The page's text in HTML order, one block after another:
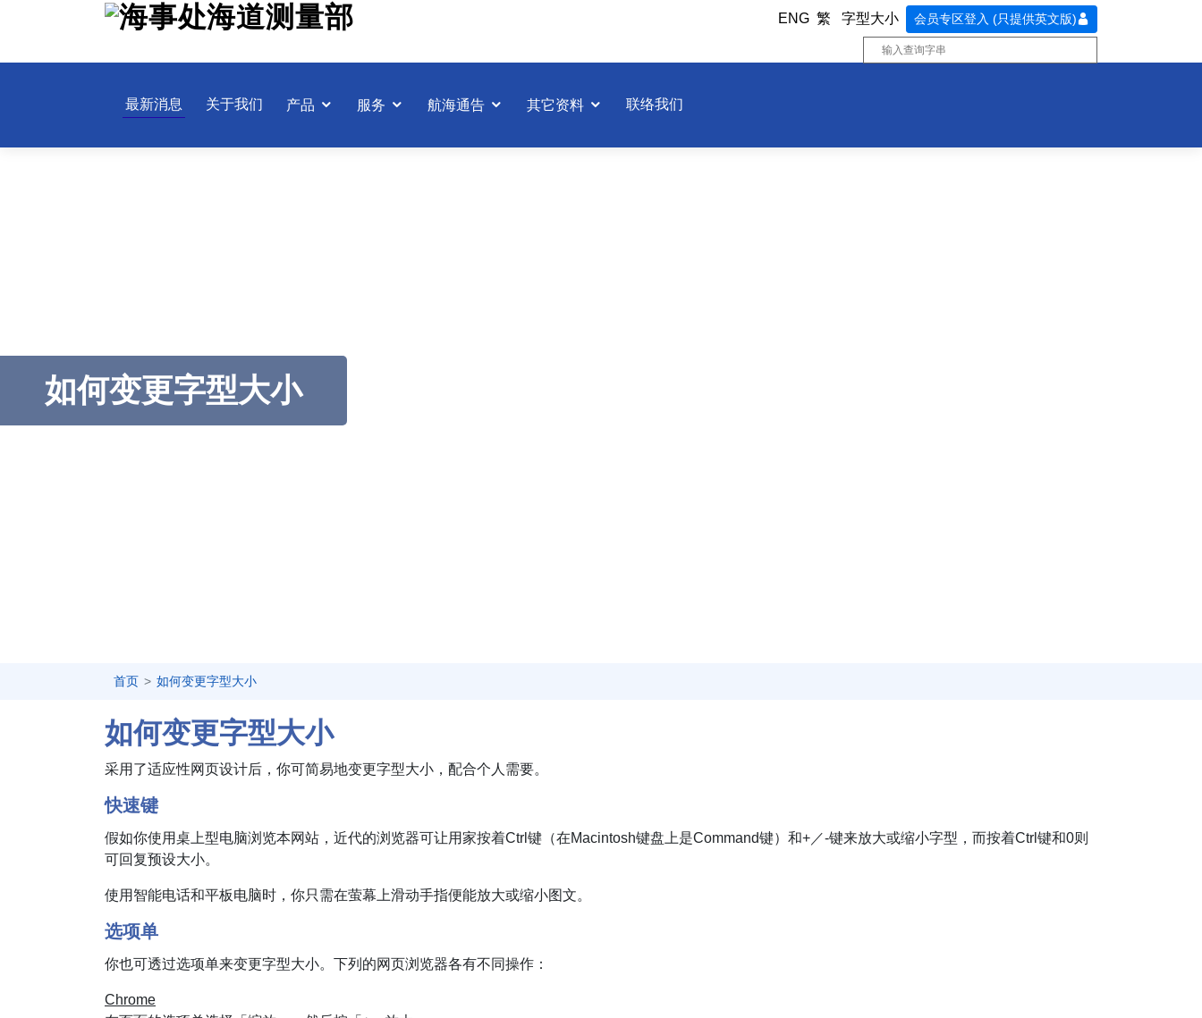
主
ENG 繁 字型大小 会员专区登入 (只提供英文版)
最新消息 关于我们 产品 服务 航海通告 其它资料 联络我们
如何变更字型大小
首页 如何变更字型大小
如何变更字型大小
采用了适应性网页设计后，你可简易地变更字型大小，配合个人需要。
快速键
假如你使用桌上型电脑浏览本网站，近代的浏览器可让用家按着Ctrl键（在Macintosh键盘上是Command键）和+／-键来放大或缩小字型，而按着Ctrl键和0则
可回复预设大小。
使用智能电话和平板电脑时，你只需在萤幕上滑动手指便能放大或缩小图文。
选项单
你也可透过选项单来变更字型大小。下列的网页浏览器各有不同操作：
Chrome